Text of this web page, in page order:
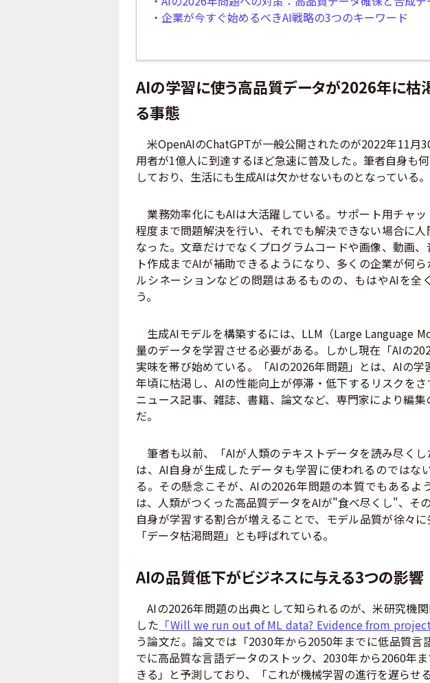
・企業が今すぐ始めるべきAI戦略の3つのキーワード
AIの学習に使う高品質データが2026年に枯
る事態
米OpenAIのChatGPTが一般公開されたのが2022年11月
用者が1億人に到達するほど急速に普及した。筆者自身も
しており、生活にも生成AIは欠かせないものとなっている。
業務効率化にもAIは大活躍している。サポート用チャ
程度まで問題解決を行い、それでも解決できない場合に
なった。文章だけでなくプログラムコードや画像、動画
ト作成までAIが補助できるようになり、多くの企業が何
ルシネーションなどの問題はあるものの、もはやAIを全
う。
生成AIモデルを構築するには、LLM（Large Language
量のデータを学習させる必要がある。しかし現在「AIの
実味を帯び始めている。「AIの2026年問題」とは、AIの
年頃に枯渇し、AIの性能向上が停滞・低下するリスクを
ニュース記事、雑誌、書籍、論文など、専門家により編
だ。
筆者も以前、「AIが人類のテキストデータを読み尽く
は、AI自身が生成したデータも学習に使われるのではな
る。その懸念こそが、AIの2026年問題の本質でもあるよ
は、人類がつくった高品質データをAIが"食べ尽くし"、そ
自身が学習する割合が増えることで、モデル品質が徐々
「データ枯渇問題」とも呼ばれている。
AIの品質低下がビジネスに与える3つの影響
AIの2026年問題の出典として知られるのが、米研究機
した 「Will we run out of ML data? Evidence from
う論文だ。論文では「2030年から2050年までに低品質言
でに高品質な言語データのストック、2030年から2060年
きる」と予測しており、「これが機械学習の進行を遅らせ